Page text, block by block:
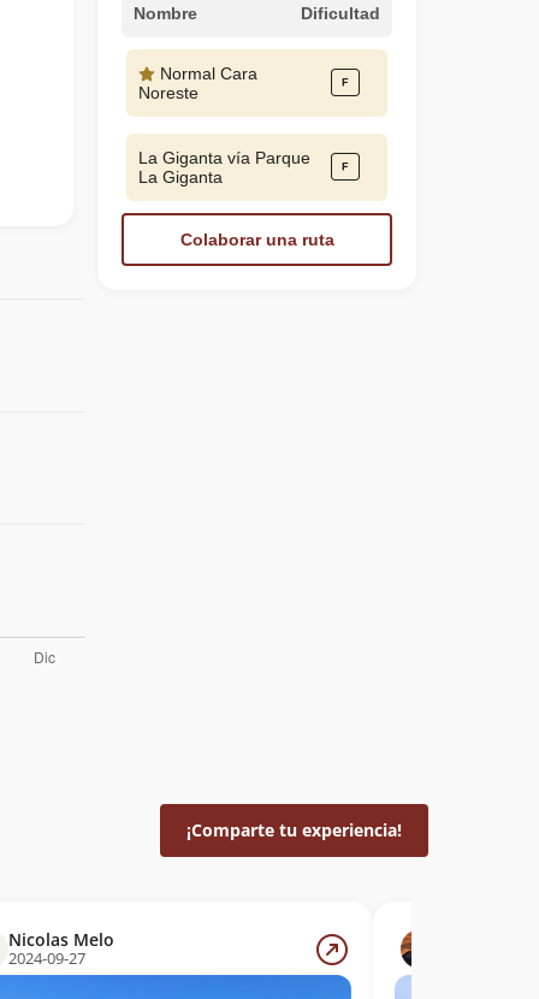
Nombre Dificultad
Normal Cara
Noreste
La Giganta vía Parque
La Giganta
Colaborar una ruta
¡Comparte tu experiencia!
Nicolas Melo
2024-09-27